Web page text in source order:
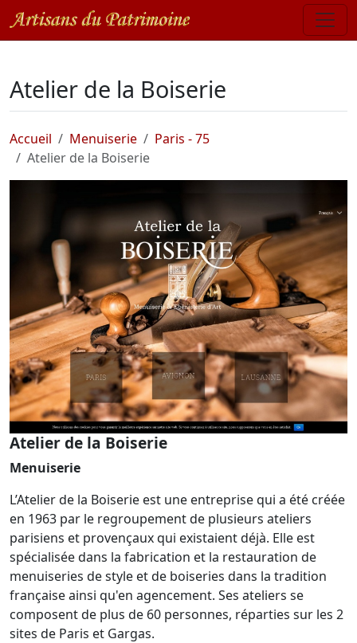
Atelier de la Boiserie
Accueil Menuiserie
Paris - 75
Atelier de la Boiserie
Atelier de la Boiserie
Menuiserie
L’Atelier de la Boiserie est une entreprise qui a été créée
en 1963 par le regroupement de plusieurs ateliers
parisiens et provençaux qui existaient déjà. Elle est
spécialisée dans la fabrication et la restauration de
menuiseries de style et de boiseries dans la tradition
française ainsi qu'en agencement. Ses ateliers se
composent de plus de 60 personnes, réparties sur les 2
sites de Paris et Gargas.